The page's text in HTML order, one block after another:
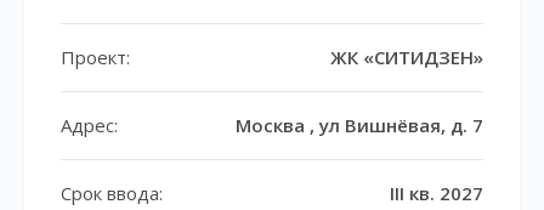
Проект: ЖК «СИТИДЗЕН»
Адрес: Москва , ул Вишнёвая, д. 7
Срок ввода: III кв. 2027